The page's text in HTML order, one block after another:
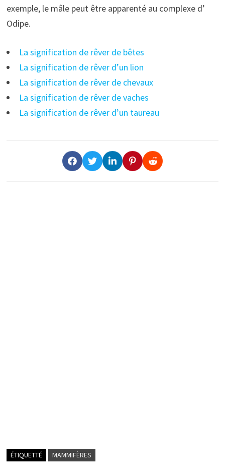
exemple, le mâle peut être apparenté au complexe d’
Odipe.
La signification de rêver de bêtes
La signification de rêver d’un lion
La signification de rêver de chevaux
La signification de rêver de vaches
La signification de rêver d’un taureau
ÉTIQUETTÉ MAMMIFÈRES